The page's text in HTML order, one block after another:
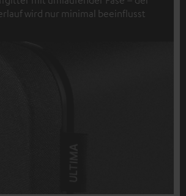
wird nur minimal beeinflusst